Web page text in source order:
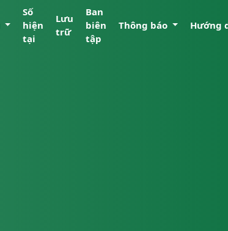
Số
hiện
tại
Lưu
trữ
Ban
biên
tập
Thông báo Hướng